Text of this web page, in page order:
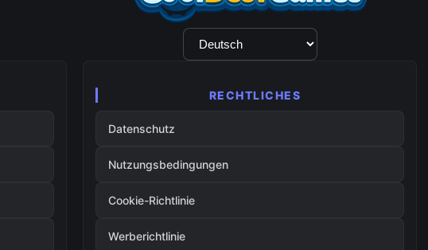
Sprachauswahl
RECHTLICHES
Datenschutz
Nutzungsbedingungen
Cookie-Richtlinie
Werberichtlinie